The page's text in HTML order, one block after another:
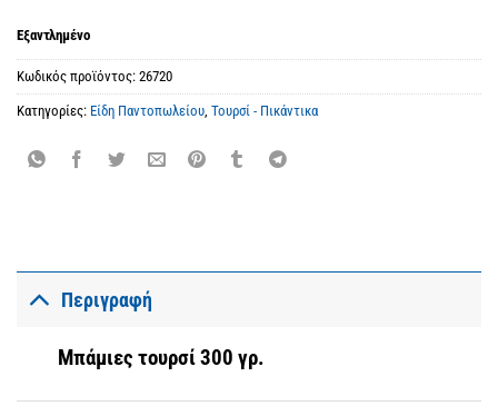
Εξαντλημένο
Κωδικός προϊόντος: 26720
Κατηγορίες: Είδη Παντοπωλείου, Τουρσί - Πικάντικα
Περιγραφή
Μπάμιες τουρσί 300 γρ.